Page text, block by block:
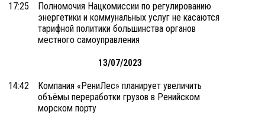
17:25
Полномочия Нацкомиссии по регулированию
энергетики и коммунальных услуг не касаются
тарифной политики большинства органов
местного самоуправления
13/07/2023
14:42
Компания «РениЛес» планирует увеличить
объёмы переработки грузов в Ренийском
морском порту